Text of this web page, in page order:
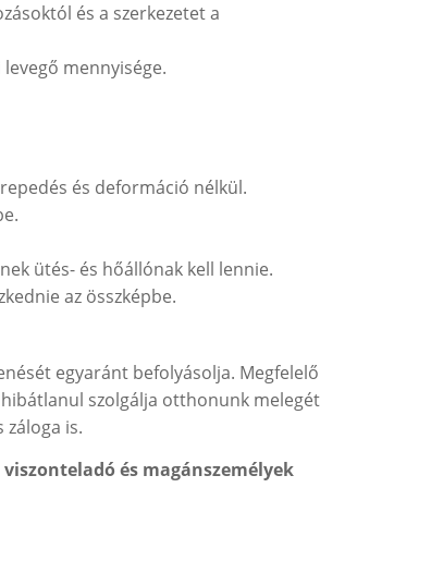
és a szerkezetet a
mennyisége.
és deformáció nélkül.
ütés- és hőállónak kell lennie.
az összképbe.
egyaránt befolyásolja. Megfelelő
szolgálja otthonunk melegét
is.
és magánszemélyek